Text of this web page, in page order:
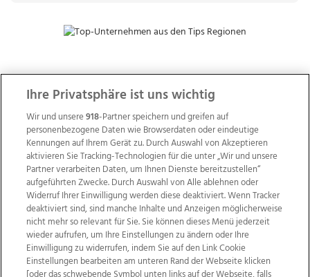
ZUR NACHRICHTENÜBERSICHT
Wir über uns Mediadaten Kontakt
Jobs
Ihre Privatsphäre ist uns wichtig
Wir und unsere918-Partner speichern und greifen auf
personenbezogene Daten wie Browserdaten oder eindeutige
Kennungen auf Ihrem Gerät zu. Durch Auswahl von Akzeptieren
aktivieren Sie Tracking-Technologien für die unter „Wir und unsere
Partner verarbeiten Daten, um Ihnen Dienste bereitzustellen“
aufgeführten Zwecke. Durch Auswahl von Alle ablehnen oder
Widerruf Ihrer Einwilligung werden diese deaktiviert. Wenn Tracker
deaktiviert sind, sind manche Inhalte und Anzeigen möglicherweise
nicht mehr so relevant für Sie. Sie können dieses Menü jederzeit
wieder aufrufen, um Ihre Einstellungen zu ändern oder Ihre
Einwilligung zu widerrufen, indem Sie auf den Link Cookie
Einstellungen bearbeiten am unteren Rand der Webseite klicken